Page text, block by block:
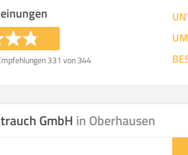
331 von 344
GmbH in Oberhausen